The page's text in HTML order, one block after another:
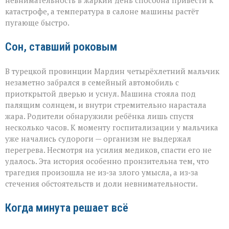
катастрофе, а температура в салоне машины растёт
пугающе быстро.
Сон, ставший роковым
В турецкой провинции Мардин четырёхлетний мальчик
незаметно забрался в семейный автомобиль с
приоткрытой дверью и уснул. Машина стояла под
палящим солнцем, и внутри стремительно нарастала
жара. Родители обнаружили ребёнка лишь спустя
несколько часов. К моменту госпитализации у мальчика
уже начались судороги — организм не выдержал
перегрева. Несмотря на усилия медиков, спасти его не
удалось. Эта история особенно пронзительна тем, что
трагедия произошла не из‑за злого умысла, а из‑за
стечения обстоятельств и доли невнимательности.
Когда минута решает всё